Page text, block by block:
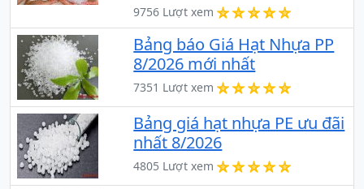
9756 Lượt xem
Bảng báo Giá Hạt Nhựa PP
8/2026 mới nhất
7351 Lượt xem
Bảng giá hạt nhựa PE ưu đãi
nhất 8/2026
4805 Lượt xem